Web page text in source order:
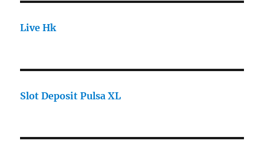
Live Hk
Slot Deposit Pulsa XL